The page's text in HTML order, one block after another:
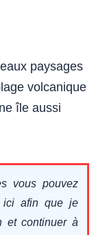
paysages
volcanique
île aussi
vous pouvez
ici afin que je
et continuer à